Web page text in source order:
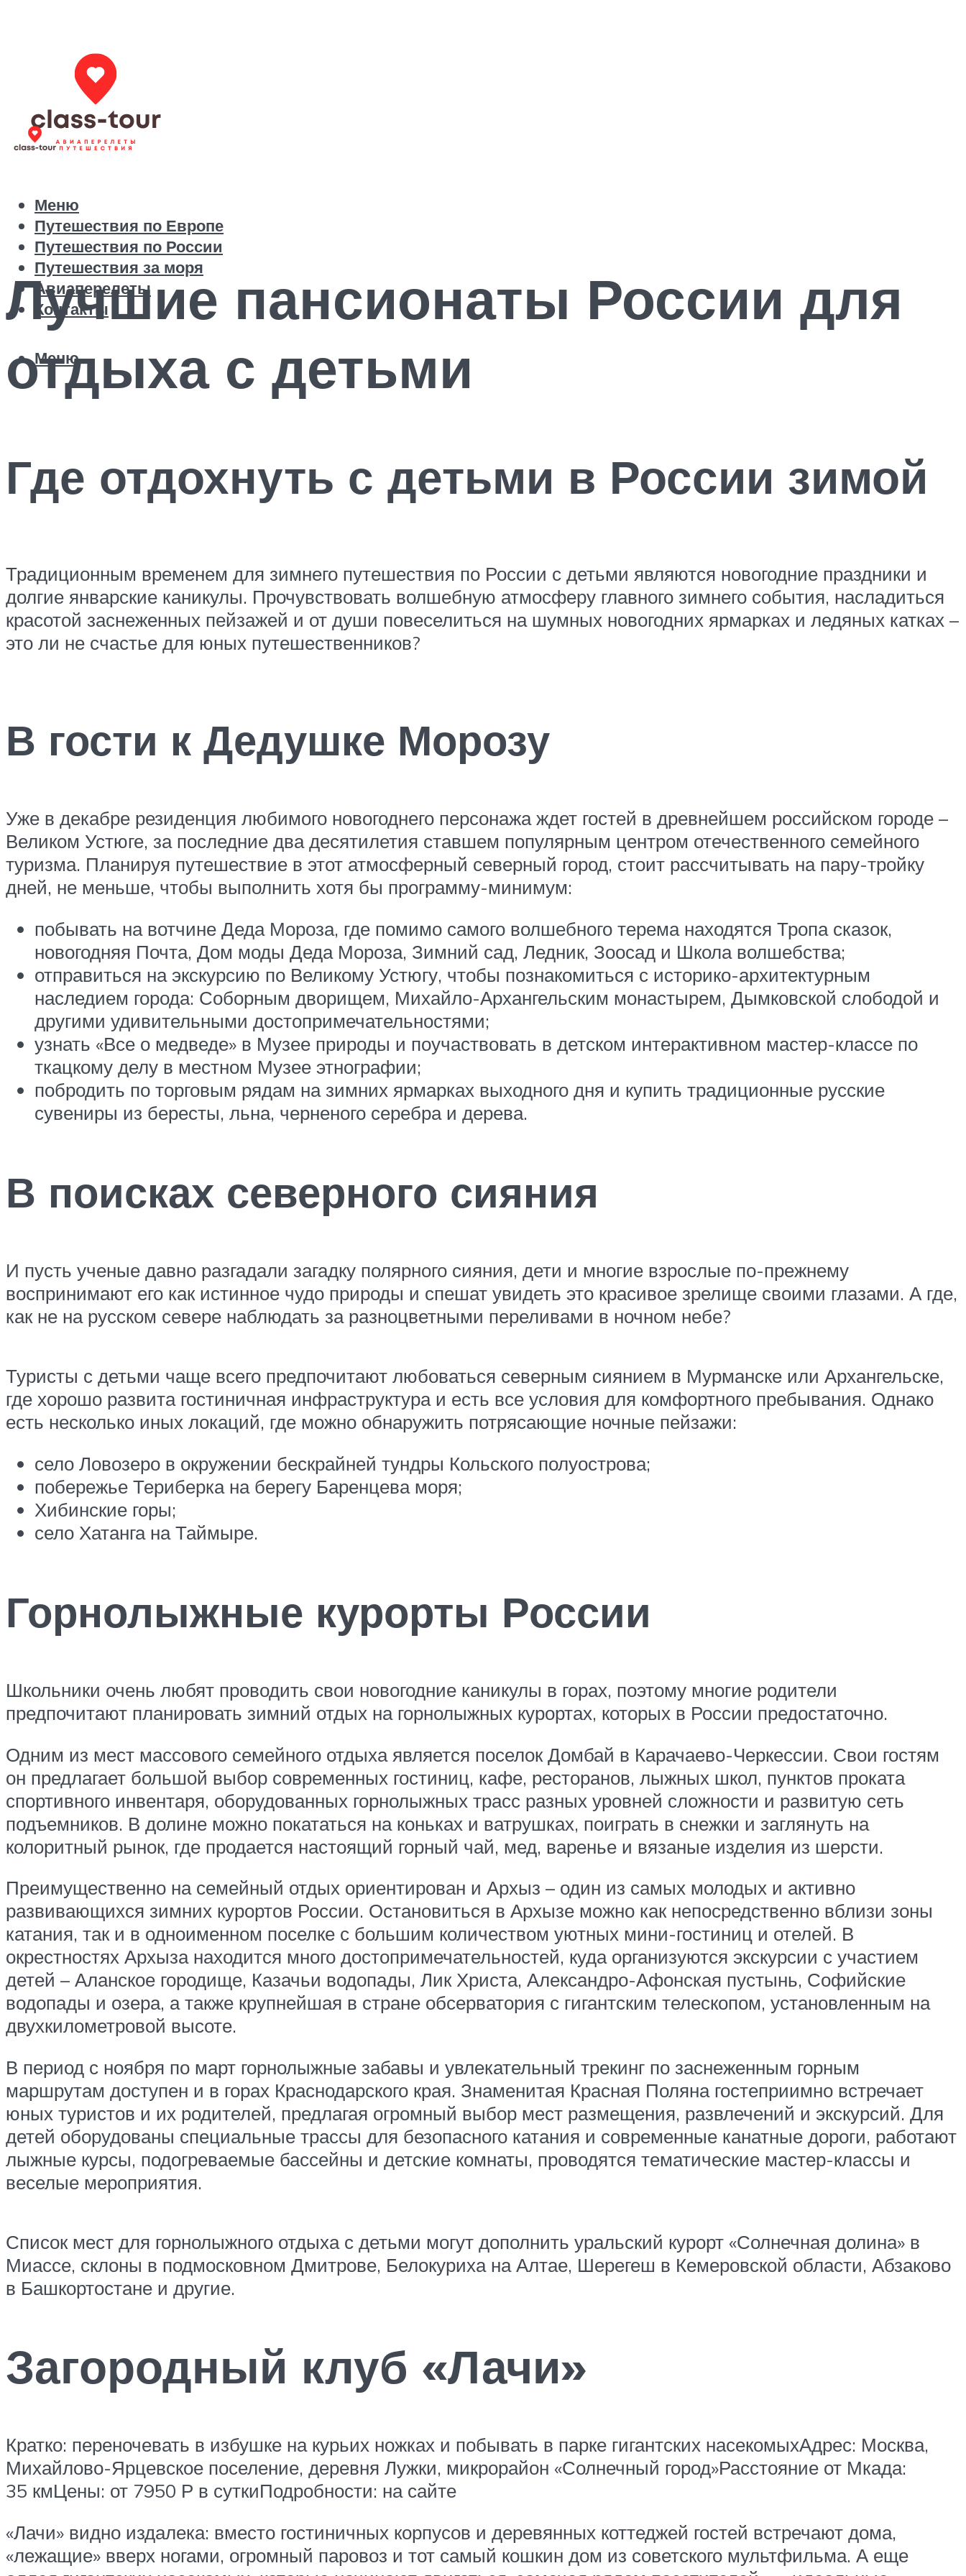
Путешествия по Европе
Путешествия по России
Путешествия за моря
Авиаперелеты
Контакты
Меню
Меню
Лучшие пансионаты России для
отдыха с детьми
Где отдохнуть с детьми в России зимой
Традиционным временем для зимнего путешествия по России с детьми являются новогодние праздники и
долгие январские каникулы. Прочувствовать волшебную атмосферу главного зимнего события, насладиться
красотой заснеженных пейзажей и от души повеселиться на шумных новогодних ярмарках и ледяных катках –
это ли не счастье для юных путешественников?
В гости к Дедушке Морозу
Уже в декабре резиденция любимого новогоднего персонажа ждет гостей в древнейшем российском городе –
Великом Устюге, за последние два десятилетия ставшем популярным центром отечественного семейного
туризма. Планируя путешествие в этот атмосферный северный город, стоит рассчитывать на пару-тройку
дней, не меньше, чтобы выполнить хотя бы программу-минимум:
побывать на вотчине Деда Мороза, где помимо самого волшебного терема находятся Тропа сказок,
новогодняя Почта, Дом моды Деда Мороза, Зимний сад, Ледник, Зоосад и Школа волшебства;
отправиться на экскурсию по Великому Устюгу, чтобы познакомиться с историко-архитектурным
наследием города: Соборным дворищем, Михайло-Архангельским монастырем, Дымковской слободой и
другими удивительными достопримечательностями;
узнать «Все о медведе» в Музее природы и поучаствовать в детском интерактивном мастер-классе по
ткацкому делу в местном Музее этнографии;
побродить по торговым рядам на зимних ярмарках выходного дня и купить традиционные русские
сувениры из бересты, льна, черненого серебра и дерева.
В поисках северного сияния
И пусть ученые давно разгадали загадку полярного сияния, дети и многие взрослые по-прежнему
воспринимают его как истинное чудо природы и спешат увидеть это красивое зрелище своими глазами. А где,
как не на русском севере наблюдать за разноцветными переливами в ночном небе?
Туристы с детьми чаще всего предпочитают любоваться северным сиянием в Мурманске или Архангельске,
где хорошо развита гостиничная инфраструктура и есть все условия для комфортного пребывания. Однако
есть несколько иных локаций, где можно обнаружить потрясающие ночные пейзажи:
село Ловозеро в окружении бескрайней тундры Кольского полуострова;
побережье Териберка на берегу Баренцева моря;
Хибинские горы;
село Хатанга на Таймыре.
Горнолыжные курорты России
Школьники очень любят проводить свои новогодние каникулы в горах, поэтому многие родители
предпочитают планировать зимний отдых на горнолыжных курортах, которых в России предостаточно.
Одним из мест массового семейного отдыха является поселок Домбай в Карачаево-Черкессии. Свои гостям
он предлагает большой выбор современных гостиниц, кафе, ресторанов, лыжных школ, пунктов проката
спортивного инвентаря, оборудованных горнолыжных трасс разных уровней сложности и развитую сеть
подъемников. В долине можно покататься на коньках и ватрушках, поиграть в снежки и заглянуть на
колоритный рынок, где продается настоящий горный чай, мед, варенье и вязаные изделия из шерсти.
Преимущественно на семейный отдых ориентирован и Архыз – один из самых молодых и активно
развивающихся зимних курортов России. Остановиться в Архызе можно как непосредственно вблизи зоны
катания, так и в одноименном поселке с большим количеством уютных мини-гостиниц и отелей. В
окрестностях Архыза находится много достопримечательностей, куда организуются экскурсии с участием
детей – Аланское городище, Казачьи водопады, Лик Христа, Александро-Афонская пустынь, Софийские
водопады и озера, а также крупнейшая в стране обсерватория с гигантским телескопом, установленным на
двухкилометровой высоте.
В период с ноября по март горнолыжные забавы и увлекательный трекинг по заснеженным горным
маршрутам доступен и в горах Краснодарского края. Знаменитая Красная Поляна гостеприимно встречает
юных туристов и их родителей, предлагая огромный выбор мест размещения, развлечений и экскурсий. Для
детей оборудованы специальные трассы для безопасного катания и современные канатные дороги, работают
лыжные курсы, подогреваемые бассейны и детские комнаты, проводятся тематические мастер-классы и
веселые мероприятия.
Список мест для горнолыжного отдыха с детьми могут дополнить уральский курорт «Солнечная долина» в
Миассе, склоны в подмосковном Дмитрове, Белокуриха на Алтае, Шерегеш в Кемеровской области, Абзаково
в Башкортостане и другие.
Загородный клуб «Лачи»
Кратко: переночевать в избушке на курьих ножках и побывать в парке гигантских насекомыхАдрес: Москва,
Михайлово-Ярцевское поселение, деревня Лужки, микрорайон «Солнечный город»Расстояние от Мкада:
35 кмЦены: от 7950 Р в суткиПодробности: на сайте
«Лачи» видно издалека: вместо гостиничных корпусов и деревянных коттеджей гостей встречают дома,
«лежащие» вверх ногами, огромный паровоз и тот самый кошкин дом из советского мультфильма. А еще